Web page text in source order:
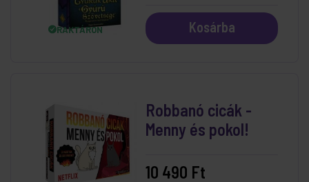
RAKTÁRON Kosárba
Robbanó cicák -
Menny és pokol!
10 490 Ft